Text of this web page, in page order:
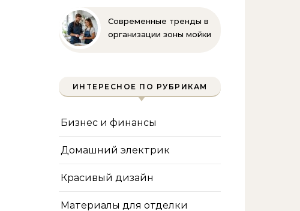
Современные тренды в
организации зоны мойки
ИНТЕРЕСНОЕ ПО РУБРИКАМ
Бизнес и финансы
Домашний электрик
Красивый дизайн
Материалы для отделки